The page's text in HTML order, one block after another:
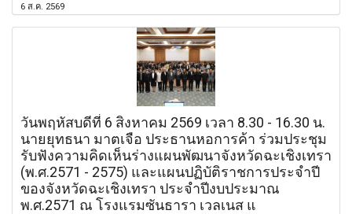
6 ส.ค. 2569
วันพฤหัสบดีที่ 6 สิงหาคม 2569 เวลา 8.30 - 16.30 น.
นายยุทธนา มาตเจือ ประธานหอการค้า ร่วมประชุม
รับฟังความคิดเห็นร่างแผนพัฒนาจังหวัดฉะเชิงเทรา
(พ.ศ.2571 - 2575) และแผนปฏิบัติราชการประจำปี
ของจังหวัดฉะเชิงเทรา ประจำปีงบประมาณ
พ.ศ.2571 ณ โรงแรมซันธารา เวลเนส แ